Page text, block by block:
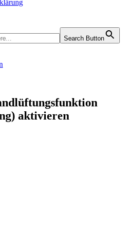
Search Button
aktivieren